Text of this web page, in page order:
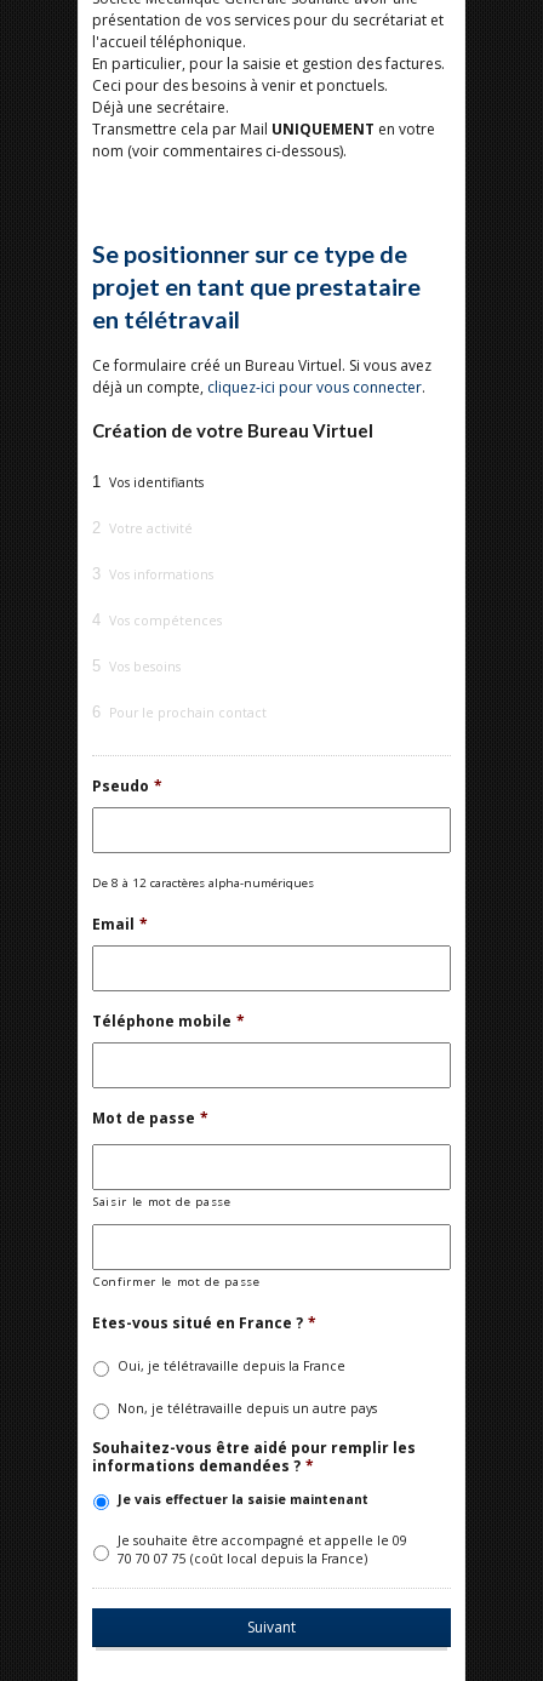
présentation de vos services pour du secrétariat et
l'accueil téléphonique.
En particulier, pour la saisie et gestion des factures.
Ceci pour des besoins à venir et ponctuels.
Déjà une secrétaire.
Transmettre cela par Mail UNIQUEMENT en votre
nom (voir commentaires ci-dessous).
Se positionner sur ce type de
projet en tant que prestataire
en télétravail
Ce formulaire créé un Bureau Virtuel. Si vous avez
déjà un compte, cliquez-ici pour vous connecter.
Création de votre Bureau Virtuel
1 Vos identifiants
2 Votre activité
3 Vos informations
4 Vos compétences
5 Vos besoins
6 Pour le prochain contact
Pseudo *
De 8 à 12 caractères alpha-numériques
Email *
Téléphone mobile *
Mot de passe *
Saisir le mot de passe
Confirmer le mot de passe
Etes-vous situé en France ? *
Oui, je télétravaille depuis la France
Non, je télétravaille depuis un autre pays
Souhaitez-vous être aidé pour remplir les
informations demandées ? *
Je vais effectuer la saisie maintenant
Je souhaite être accompagné et appelle le 09
70 70 07 75 (coût local depuis la France)